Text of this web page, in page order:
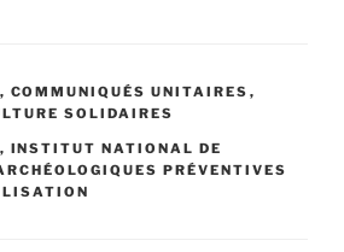
, COMMUNIQUÉS UNITAIRES ,
SOLIDAIRES
, INSTITUT NATIONAL DE
PRÉVENTIVES